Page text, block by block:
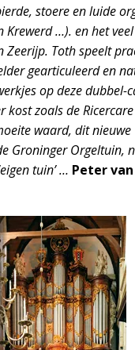
stoere en luide
Krewerd …). en het
Zeerijp. Toth speelt
gearticuleerd en
op deze dubbel-
kost zoals de
waard, dit nieuwe
Groninger Orgeltuin,
tuin’ … Peter